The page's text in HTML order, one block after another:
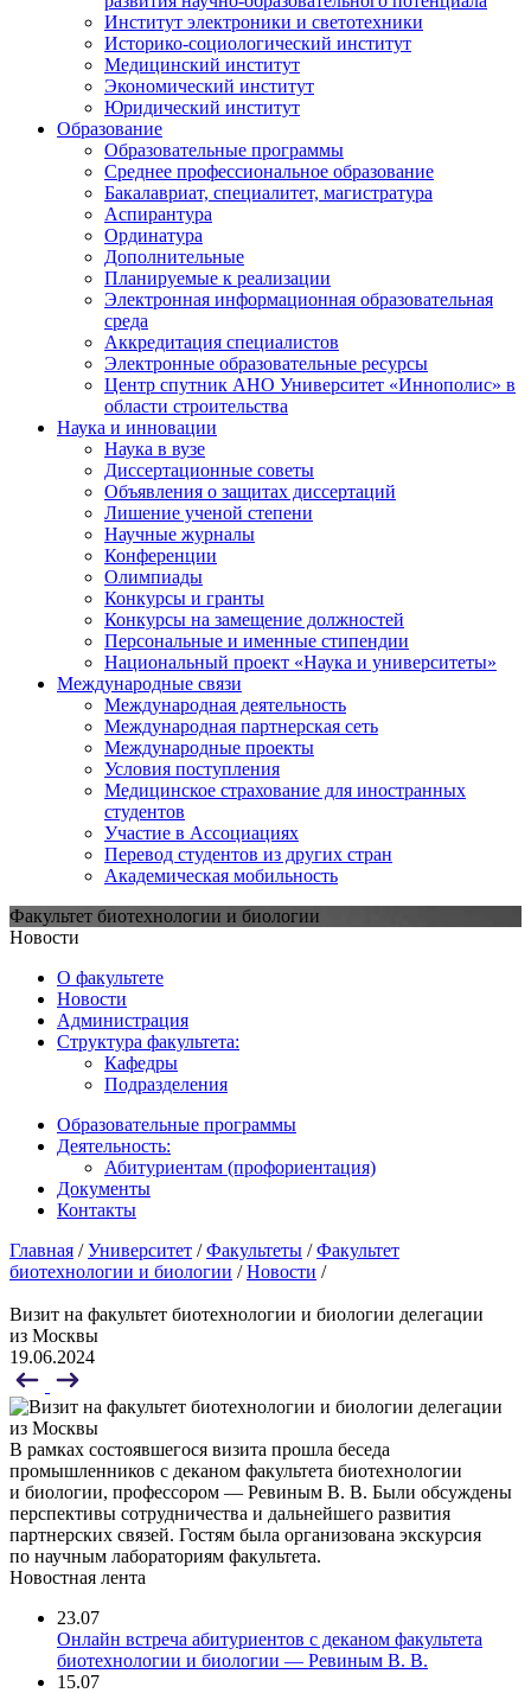
Институт электроники и светотехники
Историко-социологический институт
Медицинский институт
Экономический институт
Юридический институт
Образование
Образовательные программы
Среднее профессиональное образование
Бакалавриат, специалитет, магистратура
Аспирантура
Ординатура
Дополнительные
Планируемые к реализации
Электронная информационная образовательная
среда
Аккредитация специалистов
Электронные образовательные ресурсы
Центр спутник АНО Университет «Иннополис» в
области строительства
Наука и инновации
Наука в вузе
Диссертационные советы
Объявления о защитах диссертаций
Лишение ученой степени
Научные журналы
Конференции
Олимпиады
Конкурсы и гранты
Конкурсы на замещение должностей
Персональные и именные стипендии
Национальный проект «Наука и университеты»
Международные связи
Международная деятельность
Международная партнерская сеть
Международные проекты
Условия поступления
Медицинское страхование для иностранных
студентов
Участие в Ассоциациях
Перевод студентов из других стран
Академическая мобильность
Факультет биотехнологии и биологии
Новости
О факультете
Новости
Администрация
Структура факультета:
Кафедры
Подразделения
Образовательные программы
Деятельность:
Абитуриентам (профориентация)
Документы
Контакты
Главная /Университет /Факультеты /Факультет
биотехнологии и биологии /Новости /
Визит на факультет биотехнологии и биологии делегации
из Москвы
19.06.2024
В рамках состоявшегося визита прошла беседа
промышленников с деканом факультета биотехнологии
и биологии, профессором — Ревиным В. В. Были обсуждены
перспективы сотрудничества и дальнейшего развития
партнерских связей. Гостям была организована экскурсия
по научным лабораториям факультета.
Новостная лента
23.07
Онлайн встреча абитуриентов с деканом факультета
биотехнологии и биологии — Ревиным В. В.
15.07